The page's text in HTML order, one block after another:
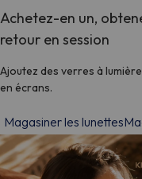
Achetez-en un,
retour en session
Ajoutez des verres à
en écrans.
Magasiner les